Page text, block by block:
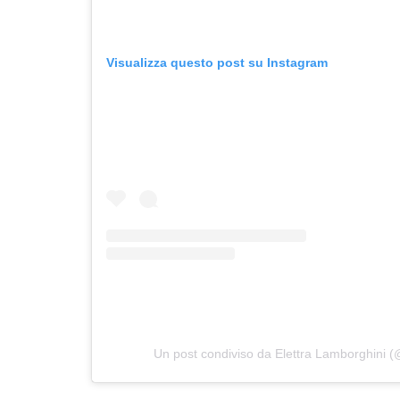
Visualizza questo post su Instagram
Un post condiviso da Elettra Lamborghini